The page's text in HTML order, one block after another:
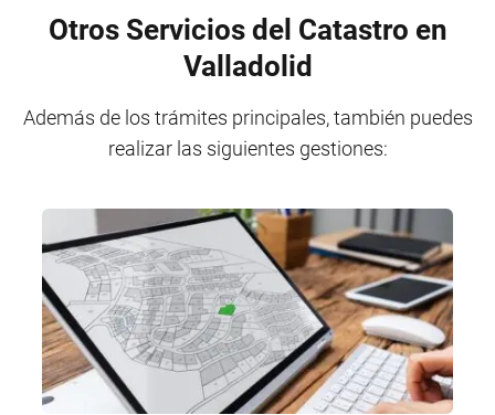
Otros Servicios del Catastro en
Valladolid
Además de los trámites principales, también puedes
realizar las siguientes gestiones: